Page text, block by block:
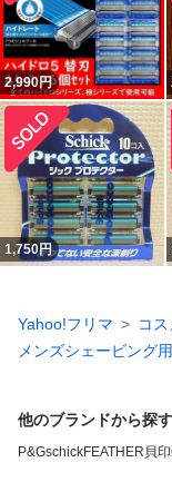
2,990円
1,750円
Yahoo!フリマ
コ
メンズシェービング
他のブランドから探す
P&GschickFEATHER 貝印